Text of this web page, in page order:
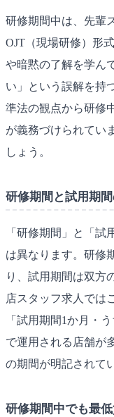
研修期間中は、先輩
OJT（現場研修）形
や暗黙の了解を学ん
い」という誤解を持
準法の観点から研修
が義務づけられてい
しょう。
研修期間と試用期
「研修期間」と「
は異なります。研修
り、試用期間は双方
店スタッフ求人では
「試用期間1か月・
で運用される店舗が
の期間が明記されて
研修期間中でも最